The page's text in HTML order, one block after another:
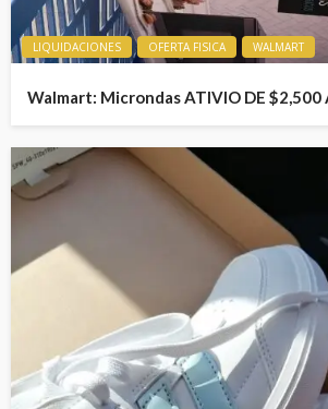
LIQUIDACIONES OFERTA FISICA WALMART
Walmart: Microndas ATIVIO DE $2,500